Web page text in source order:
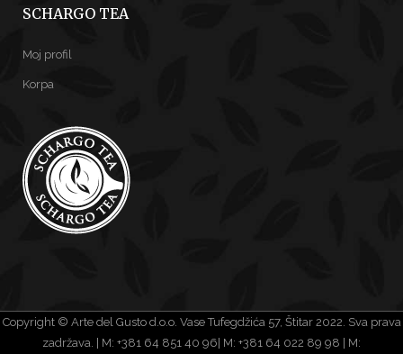
SCHARGO TEA
Moj profil
Korpa
Copyright © Arte del Gusto d.o.o. Vase Tufegdžića 57, Štitar 2022. Sva prava
zadržava. | M: +381 64 851 40 96| M: +381 64 022 89 98 | M: